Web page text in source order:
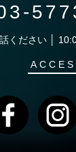
ください │